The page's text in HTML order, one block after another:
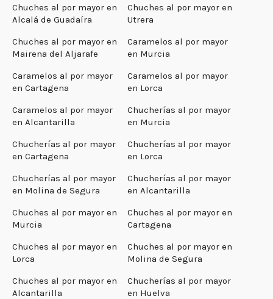
Chuches al por mayor en
Alcalá de Guadaíra
Chuches al por mayor en
Utrera
Chuches al por mayor en
Mairena del Aljarafe
Caramelos al por mayor
en Murcia
Caramelos al por mayor
en Cartagena
Caramelos al por mayor
en Lorca
Caramelos al por mayor
en Alcantarilla
Chucherías al por mayor
en Murcia
Chucherías al por mayor
en Cartagena
Chucherías al por mayor
en Lorca
Chucherías al por mayor
en Molina de Segura
Chucherías al por mayor
en Alcantarilla
Chuches al por mayor en
Murcia
Chuches al por mayor en
Cartagena
Chuches al por mayor en
Lorca
Chuches al por mayor en
Molina de Segura
Chuches al por mayor en
Alcantarilla
Chucherías al por mayor
en Huelva